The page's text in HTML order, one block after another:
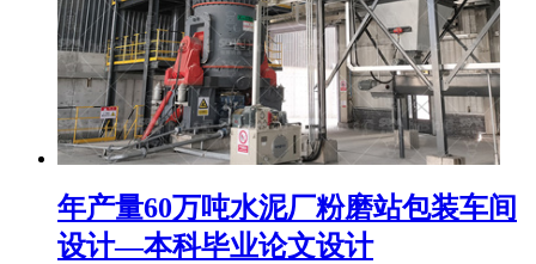
年产量60万吨水泥厂粉磨站包装车间
设计—本科毕业论文设计